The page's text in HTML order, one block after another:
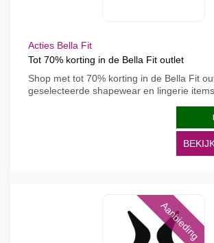
Acties Bella Fit
Tot 70% korting in de Bella Fit outlet
Shop met tot 70% korting in de Bella Fit
geselecteerde shapewear en lingerie items
Aanbieding